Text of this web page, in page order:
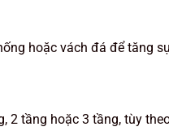
hoặc vách đá để tăng
2 tầng hoặc 3 tầng, tùy